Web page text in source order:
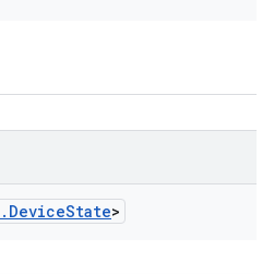
. DeviceState>